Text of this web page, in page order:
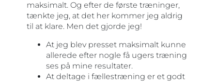
maksimalt. Og efter de første træninger,
tænkte jeg, at det her kommer jeg aldrig
til at klare. Men det gjorde jeg!
At jeg blev presset maksimalt kunne
allerede efter nogle få ugers træning
ses på mine resultater.
At deltage i fællestræning er et godt